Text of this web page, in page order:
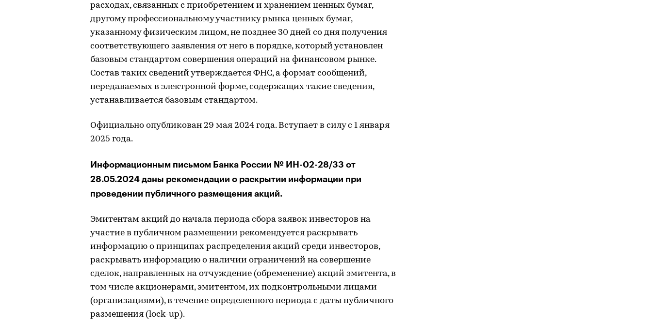
расходах, связанных с приобретением и хранением ценных бумаг,
другому профессиональному участнику рынка ценных бумаг,
указанному физическим лицом, не позднее 30 дней со дня получения
соответствующего заявления от него в порядке, который установлен
базовым стандартом совершения операций на финансовом рынке.
Состав таких сведений утверждается ФНС, а формат сообщений,
передаваемых в электронной форме, содержащих такие сведения,
устанавливается базовым стандартом.
Официально опубликован 29 мая 2024 года. Вступает в силу с 1 января
2025 года.
Информационным письмом Банка России № ИН-02-28/33 от
28.05.2024 даны рекомендации о раскрытии информации при
проведении публичного размещения акций.
Эмитентам акций до начала периода сбора заявок инвесторов на
участие в публичном размещении рекомендуется раскрывать
информацию о принципах распределения акций среди инвесторов,
раскрывать информацию о наличии ограничений на совершение
сделок, направленных на отчуждение (обременение) акций эмитента, в
том числе акционерами, эмитентом, их подконтрольными лицами
(организациями), в течение определенного периода с даты публичного
размещения (lock-up).